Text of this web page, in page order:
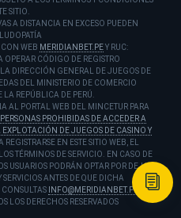
SITIO.
A DISTANCIA EN EXCESO PUEDEN
WEB MERIDIANBET.PEY RUC:
CÓDIGO DE REGISTRO
DIRECCIÓN GENERAL DE JUEGOS DE
DEL MINISTERIO DE COMERCIO
LA REPÚBLICA DE PERÚ.
AL PORTAL WEB DEL MINCETUR PARA
PERSONAS PROHIBIDAS DE ACCEDER A
DE JUEGOS DE CASINO Y
REGISTRARSE EN ESTE SITIO WEB, EL
TÉRMINOS DE SERVICIO. EN CASO DE
USUARIOS PODRÁN OPTAR POR DEJAR
ANTES DE QUE DICHA
INFO@MERIDIANBET.PE
LOS DERECHOS RESERVADOS